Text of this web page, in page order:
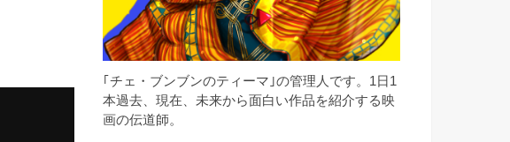
｢チェ・ブンブンのティーマ｣の管理人です。1日1
本過去、現在、未来から面白い作品を紹介する映
画の伝道師。